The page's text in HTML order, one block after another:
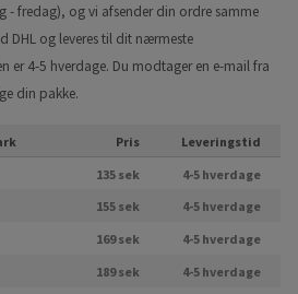
- fredag), og vi afsender din ordre samme
DHL og leveres til dit nærmeste
er 4-5 hverdage. Du modtager en e-mail fra
din pakke.
Pris
Leveringstid
135 sek
4-5 hverdage
155 sek
4-5 hverdage
169 sek
4-5 hverdage
189 sek
4-5 hverdage